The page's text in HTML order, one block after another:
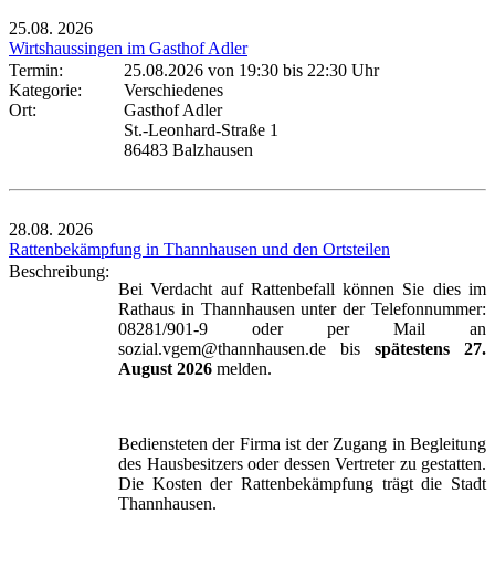
25.08. 2026
Wirtshaussingen im Gasthof Adler
Termin:
25.08.2026 von 19:30 bis 22:30 Uhr
Kategorie:
Verschiedenes
Ort:
Gasthof Adler
St.-Leonhard-Straße 1
86483 Balzhausen
28.08. 2026
Rattenbekämpfung in Thannhausen und den Ortsteilen
Beschreibung:
Bei Verdacht auf Rattenbefall können Sie dies im
Rathaus in Thannhausen unter der Telefonnummer:
08281/901-9 oder per Mail an
sozial.vgem@thannhausen.de bis spätestens 27.
August 2026 melden.
Bediensteten der Firma ist der Zugang in Begleitung
des Hausbesitzers oder dessen Vertreter zu gestatten.
Die Kosten der Rattenbekämpfung trägt die Stadt
Thannhausen.